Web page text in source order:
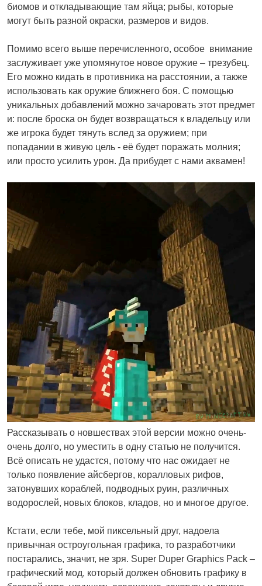
биомов и откладывающие там яйца; рыбы, которые
могут быть разной окраски, размеров и видов.
Помимо всего выше перечисленного, особое внимание
заслуживает уже упомянутое новое оружие – трезубец.
Его можно кидать в противника на расстоянии, а также
использовать как оружие ближнего боя. С помощью
уникальных добавлений можно зачаровать этот предмет
и: после броска он будет возвращаться к владельцу или
же игрока будет тянуть вслед за оружием; при
попадании в живую цель - её будет поражать молния;
или просто усилить урон. Да прибудет с нами аквамен!
Рассказывать о новшествах этой версии можно очень-
очень долго, но уместить в одну статью не получится.
Всё описать не удастся, потому что нас ожидает не
только появление айсбергов, коралловых рифов,
затонувших кораблей, подводных руин, различных
водорослей, новых блоков, кладов, но и многое другое.
Кстати, если тебе, мой пиксельный друг, надоела
привычная остроугольная графика, то разработчики
постарались, значит, не зря. Super Duper Graphics Pack –
графический мод, который должен обновить графику в